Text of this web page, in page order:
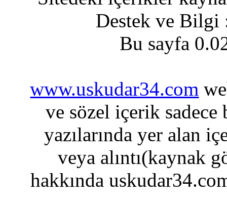
Destek ve
Bu sayfa
www.uskudar34.com
ve sözel içerik sadece
yazılarında yer alan
veya alıntı(kaynak
hakkında